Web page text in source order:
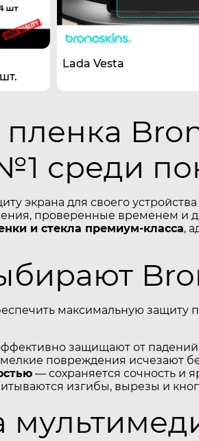
Lada Vesta
среди
экрана для своего
проверенные временем и
и стекла премиум-класса,
максимальную защиту
защищают от
повреждения исчезают
— сохраняется сочность и
изгибы, вырезы и